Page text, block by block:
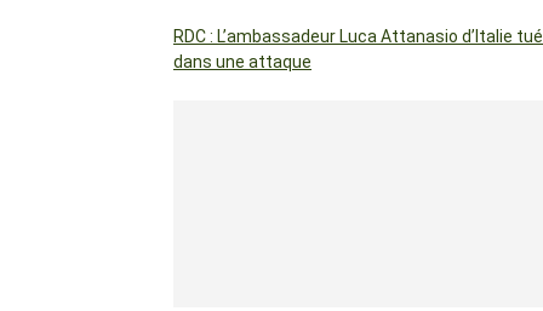
RDC : L’ambassadeur Luca Attanasio d’Italie tué
dans une attaque